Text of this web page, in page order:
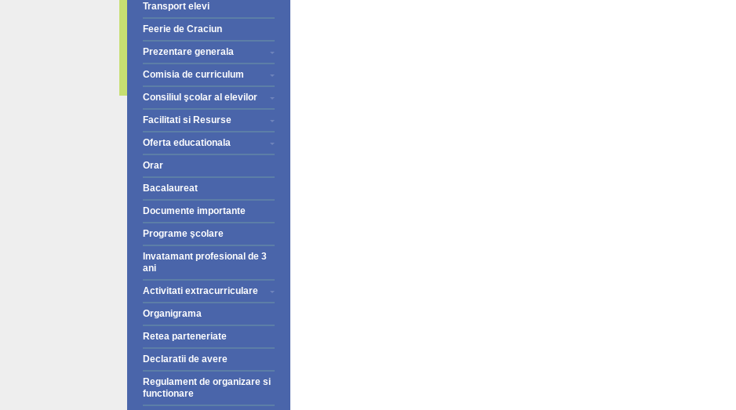
Transport elevi
Feerie de Craciun
Prezentare generala
Comisia de curriculum
Consiliul şcolar al elevilor
Facilitati si Resurse
Oferta educationala
Orar
Bacalaureat
Documente importante
Programe şcolare
Invatamant profesional de 3
ani
Activitati extracurriculare
Organigrama
Retea parteneriate
Declaratii de avere
Regulament de organizare si
functionare